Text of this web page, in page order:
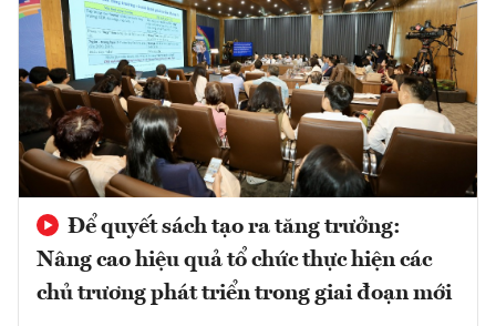
Để quyết sách tạo ra tăng trưởng:
Nâng cao hiệu quả tổ chức thực hiện các
chủ trương phát triển trong giai đoạn mới